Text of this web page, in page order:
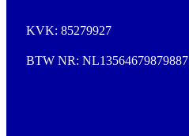
KVK: 85279927
BTW NR: NL13564679879887